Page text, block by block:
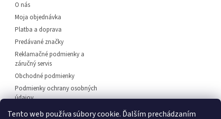
Tento web používa súbory cookie. Ďalším prechádzaním
O nás
Moja objednávka
Platba a doprava
Predávané značky
Reklamačné podmienky a
záručný servis
Obchodné podmienky
Podmienky ochrany osobných
údajov
Predajňa svietidiel Dunajská